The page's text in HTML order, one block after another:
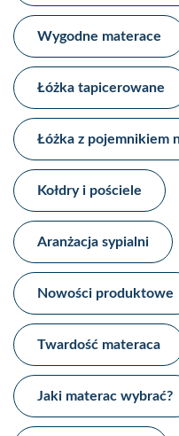
Wygodne materace​
Łóżka tapicerowane​
Łóżka z pojemnikiem
Kołdry i pościele
Aranżacja sypialni​
Nowości produktowe​
Twardość materaca
Jaki materac wybrać?